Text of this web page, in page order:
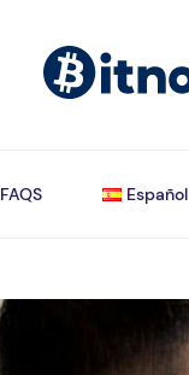
FAQS Español